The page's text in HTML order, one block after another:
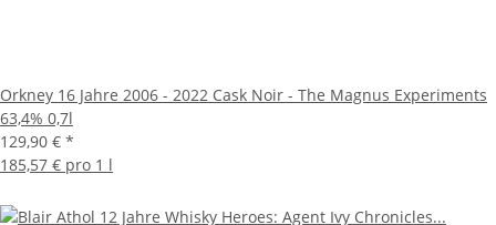
Orkney 16 Jahre 2006 - 2022 Cask Noir - The Magnus Experiments
63,4% 0,7l
129,90 € *
185,57 € pro 1 l